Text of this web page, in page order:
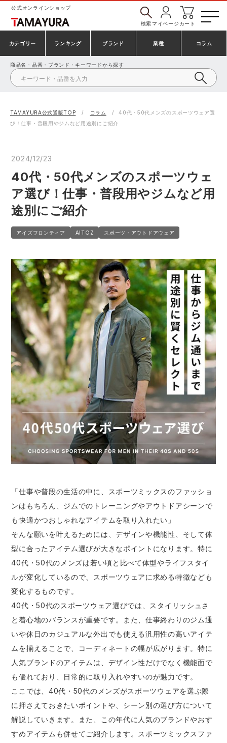
公式オンラインショップ
検索マイページ カート
カテゴリー
安全靴・作業靴
シューズ
事務服・オフィスウェア
防寒着
作業用手袋
アウトドア・スポーツ
ワークスーツ
コンプレッションウェア
作業用ポロシャツ
安全保護具
レインウェア・カッパ
ヤッケ
つなぎ
ファン付き作業着・空調服
電熱ウェア・ヒートウェア
刺繍・プリント加工対象商品
ランキング ブランド
アシックス
BLAKLADER アイトス株式会社
カーシーカシマ シンメン
日進ゴム
TULTEX ハイパーV
丸五 アイズフロンティア
ミズノ ムービンカット
S-AIR コーコス
グラディエーター ニオイクリア
寅壱 桑和
ジーグラウンド タカヤ商事
TSDESIGN バートル
D・GROW GUSH FORCE
おたふく手袋 ボディータフネス
ボンマックス サーヴォ
住商モンブラン ジーベック
アタックベース サンエス
中塚被服 イーブンリバー
業種
建設・建築作業服
製造・工場作業服
大工・鳶作業服
農作業服
電気・設備作業服
配達・営業作業服
自動車整備士作業服
DIY・日曜大工作業服
飲食店ユニフォーム
運送・倉庫作業服
清掃・ビルメンテ作業服
夜間・高視認性安全服
コラム
商品名・品番・ブランド・キーワードから探す
TAMAYURA公式通販TOP コラム
40代・50代メンズのスポーツウェア選
び！仕事・普段用やジムなど用途別にご紹介
2024/12/23
40代・50代メンズのスポーツウェ
ア選び！仕事・普段用やジムなど用
途別にご紹介
アイズフロンティア AITOZ スポーツ・アウトドアウェア
「仕事や普段の生活の中に、スポーツミックスのファッショ
ンはもちろん、ジムでのトレーニングやアウトドアシーンで
も快適かつおしゃれなアイテムを取り入れたい」
そんな願いを叶えるためには、デザインや機能性、そして体
型に合ったアイテム選びが大きなポイントになります。特に
40代・50代のメンズは若い頃と比べて体型やライフスタイ
ルが変化しているので、スポーツウェアに求める特徴なども
変化するものです。
40代・50代のスポーツウェア選びでは、スタイリッシュさ
と着心地のバランスが重要です。また、仕事終わりのジム通
いや休日のカジュアルな外出でも使える汎用性の高いアイテ
ムを揃えることで、コーディネートの幅が広がります。特に
人気ブランドのアイテムは、デザイン性だけでなく機能面で
も優れており、日常的に取り入れやすいのが魅力です。
ここでは、40代・50代のメンズがスポーツウェアを選ぶ際
に押さえておきたいポイントや、シーン別の選び方について
解説していきます。また、この年代に人気のブランドやおす
すめアイテムも併せてご紹介します。スポーツミックスファ